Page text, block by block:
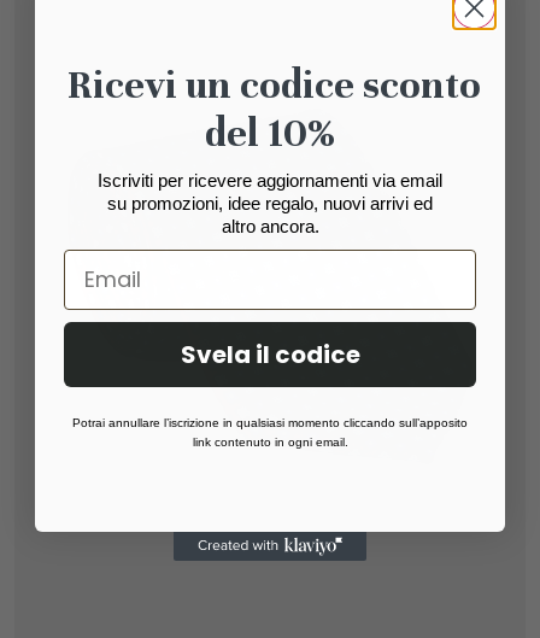
Ricevi un codice sconto
del 10%
Iscriviti per ricevere aggiornamenti via email
su promozioni, idee regalo, nuovi arrivi ed
altro ancora.
Svela il codice
Potrai annullare l’iscrizione in qualsiasi momento cliccando sull’apposito
link contenuto in ogni email.